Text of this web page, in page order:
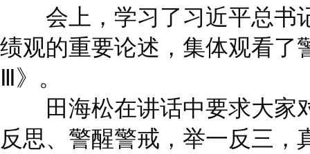
会上，学习了习近平总书
绩观的重要论述，集体观看了
Ⅲ》。
田海松在讲话中要求大家
反思、警醒警戒，举一反三，